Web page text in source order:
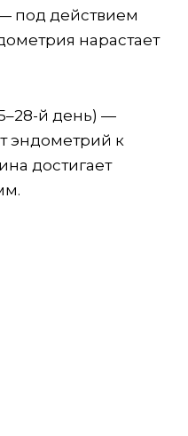
под действием
нарастает
й день) —
эндометрий к
достигает